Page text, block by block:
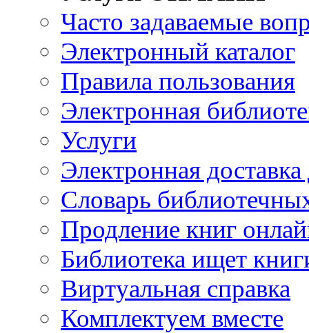
Часто задаваемые
Электронный каталог
Правила пользования
Электронная
Услуги
Электронная
Словарь
Продление книг
Библиотека ищет
Виртуальная справка
Комплектуем вместе